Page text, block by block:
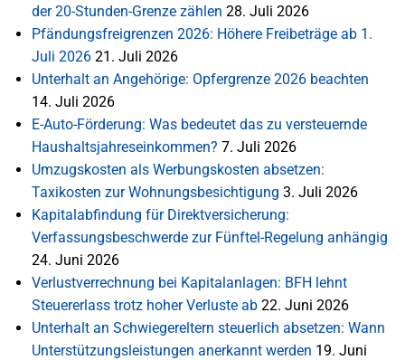
der 20-Stunden-Grenze zählen 28. Juli 2026
Pfändungsfreigrenzen 2026: Höhere Freibeträge ab 1.
Juli 2026 21. Juli 2026
Unterhalt an Angehörige: Opfergrenze 2026 beachten
14. Juli 2026
E-Auto-Förderung: Was bedeutet das zu versteuernde
Haushaltsjahreseinkommen? 7. Juli 2026
Umzugskosten als Werbungskosten absetzen:
Taxikosten zur Wohnungsbesichtigung 3. Juli 2026
Kapitalabfindung für Direktversicherung:
Verfassungsbeschwerde zur Fünftel-Regelung anhängig
24. Juni 2026
Verlustverrechnung bei Kapitalanlagen: BFH lehnt
Steuererlass trotz hoher Verluste ab 22. Juni 2026
Unterhalt an Schwiegereltern steuerlich absetzen: Wann
Unterstützungsleistungen anerkannt werden 19. Juni